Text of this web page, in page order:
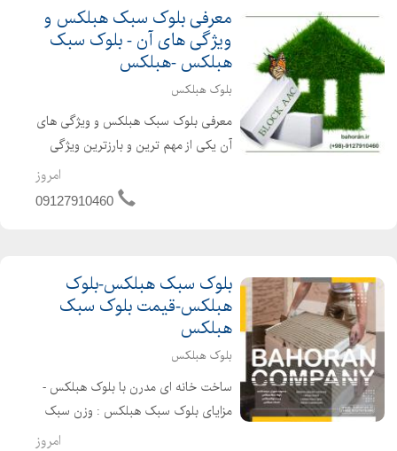
معرفی بلوک سبک هبلکس و
ویژگی های آن - بلوک سبک
هبلکس -هبلکس
بلوک هبلکس
معرفی بلوک سبک هبلکس و ویژگی های
آن یکی از مهم ترین و بارزترین ویژگی
های استفاده از بلوک های سبک هبلکس
در ساختمان سازی ، افزایش مقاومت
امروز
09127910460
بلوک سبک هبلکس-بلوک
هبلکس-قیمت بلوک سبک
هبلکس
بلوک هبلکس
ساخت خانه ای مدرن با بلوک هبلکس -
مزایای بلوک سبک هبلکس : وزن سبک
عایق صوت عایق رطوبت حذف گچ خاکامروز